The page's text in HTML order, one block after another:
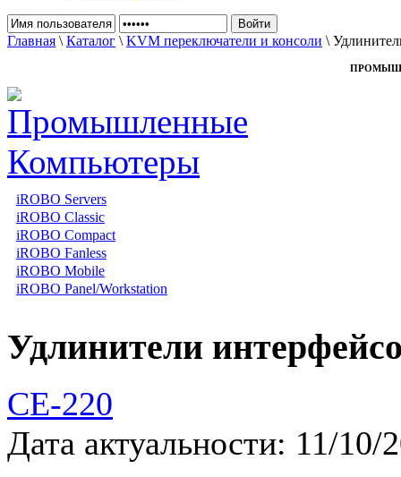
Главная \ Каталог \ KVM переключатели и консоли \
iROBO Servers
iROBO Classic
iROBO Compact
iROBO Fanless
iROBO Mobile
iROBO Panel/Workstation
Удлинители
CE-220
Дата актуальности: 11/10/